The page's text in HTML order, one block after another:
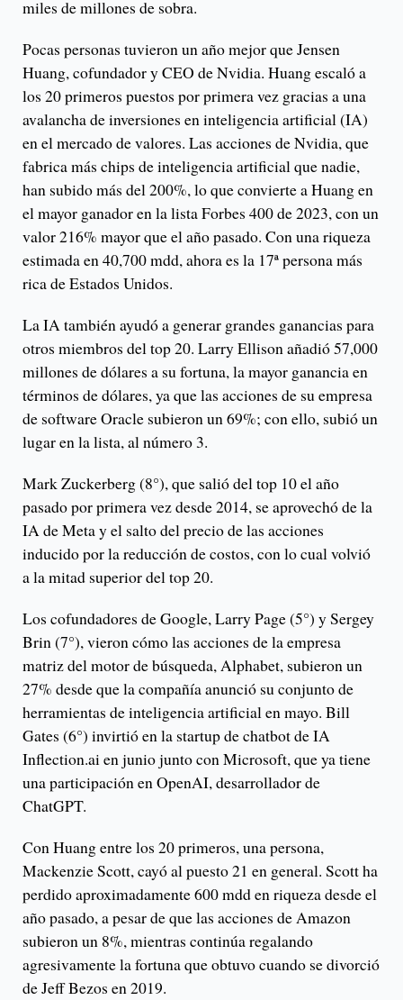
miles de millones de sobra.
Pocas personas tuvieron un año mejor que Jensen
Huang, cofundador y CEO de Nvidia. Huang escaló a
los 20 primeros puestos por primera vez gracias a una
avalancha de inversiones en inteligencia artificial (IA)
en el mercado de valores. Las acciones de Nvidia, que
fabrica más chips de inteligencia artificial que nadie,
han subido más del 200%, lo que convierte a Huang en
el mayor ganador en la lista Forbes 400 de 2023, con un
valor 216% mayor que el año pasado. Con una riqueza
estimada en 40,700 mdd, ahora es la 17ª persona más
rica de Estados Unidos.
La IA también ayudó a generar grandes ganancias para
otros miembros del top 20. Larry Ellison añadió 57,000
millones de dólares a su fortuna, la mayor ganancia en
términos de dólares, ya que las acciones de su empresa
de software Oracle subieron un 69%; con ello, subió un
lugar en la lista, al número 3.
Mark Zuckerberg (8°), que salió del top 10 el año
pasado por primera vez desde 2014, se aprovechó de la
IA de Meta y el salto del precio de las acciones
inducido por la reducción de costos, con lo cual volvió
a la mitad superior del top 20.
Los cofundadores de Google, Larry Page (5°) y Sergey
Brin (7°), vieron cómo las acciones de la empresa
matriz del motor de búsqueda, Alphabet, subieron un
27% desde que la compañía anunció su conjunto de
herramientas de inteligencia artificial en mayo. Bill
Gates (6°) invirtió en la startup de chatbot de IA
Inflection.ai en junio junto con Microsoft, que ya tiene
una participación en OpenAI, desarrollador de
ChatGPT.
Con Huang entre los 20 primeros, una persona,
Mackenzie Scott, cayó al puesto 21 en general. Scott ha
perdido aproximadamente 600 mdd en riqueza desde el
año pasado, a pesar de que las acciones de Amazon
subieron un 8%, mientras continúa regalando
agresivamente la fortuna que obtuvo cuando se divorció
de Jeff Bezos en 2019.